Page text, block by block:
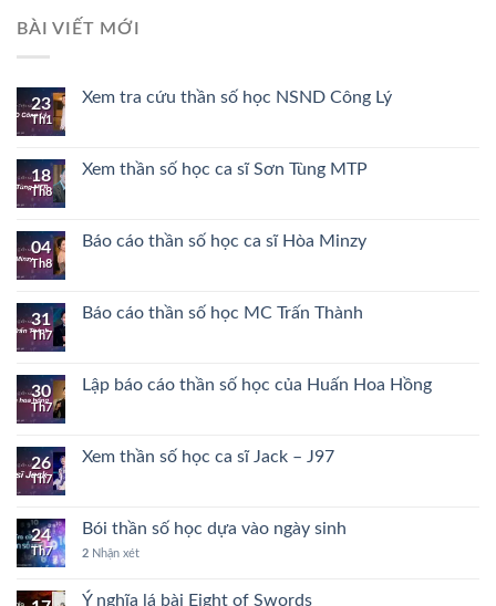
BÀI VIẾT MỚI
23
Th1
Xem tra cứu thần số học NSND Công Lý
18
Th8
Xem thần số học ca sĩ Sơn Tùng MTP
04
Th8
Báo cáo thần số học ca sĩ Hòa Minzy
31
Th7
Báo cáo thần số học MC Trấn Thành
30
Th7
Lập báo cáo thần số học của Huấn Hoa Hồng
26
Th7
Xem thần số học ca sĩ Jack – J97
24
Th7
Bói thần số học dựa vào ngày sinh
2 Nhận xét
Ý nghĩa lá bài Eight of Swords